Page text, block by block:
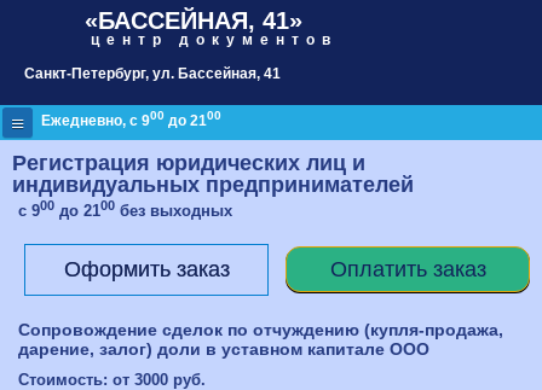
«БАССЕЙНАЯ, 41»
центр документов
Санкт-Петербург, ул. Бассейная, 41
Ежедневно, с 900 до 2100
≡
Регистрация юридических лиц и
индивидуальных предпринимателей
с 900 до 2100 без выходных
Оформить заказ Оплатить заказ
Сопровождение сделок по отчуждению (купля-продажа,
дарение, залог) доли в уставном капитале ООО
Стоимость: от 3000 руб.